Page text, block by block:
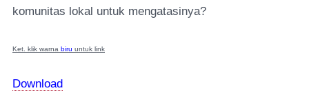
komunitas lokal untuk mengatasinya?
Ket. klik warna biru untuk link
Download